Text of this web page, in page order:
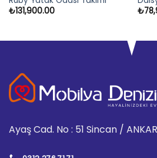
₺131,900.00
₺
Ayaş Cad. No : 51 Sincan /